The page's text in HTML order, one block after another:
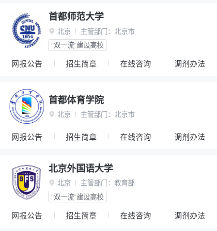
首都师范大学
 北京 主管部门： 北京市
“双一流”建设高校
网报公告 招生简章 在线咨询 调剂办法
首都体育学院
 北京 主管部门： 北京市
网报公告 招生简章 在线咨询 调剂办法
北京外国语大学
 北京 主管部门： 教育部
“双一流”建设高校
网报公告 招生简章 在线咨询 调剂办法